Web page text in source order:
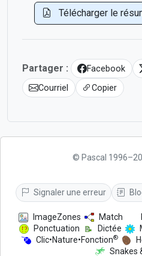
Télécharger le
Partager : Facebook
Courriel
Copier
© Pascal
Signaler une erreur
ImageZones Match
Ponctuation
Dictée
Clic•Nature•Fonction®
Snakes